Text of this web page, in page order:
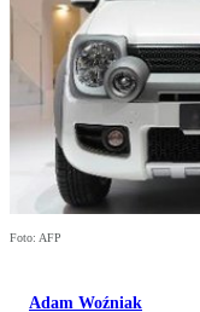
Foto: AFP
Adam Woźniak